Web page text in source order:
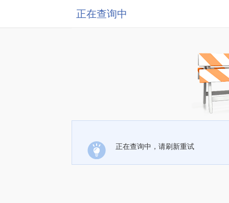
正在查询中
正在查询中，请刷新重试